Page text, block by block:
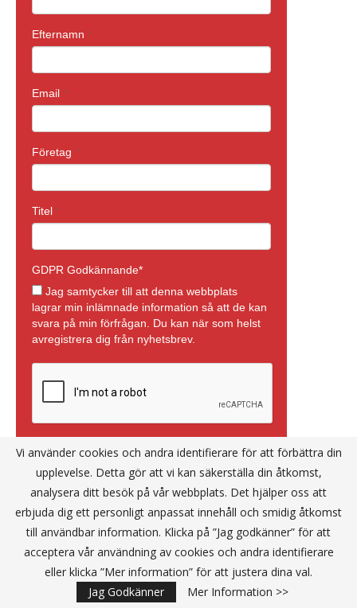
Annons
Vi använder cookies och andra identifierare för att förbättra din
upplevelse. Detta gör att vi kan säkerställa din åtkomst,
analysera ditt besök på vår webbplats. Det hjälper oss att
erbjuda dig ett personligt anpassat innehåll och smidig åtkomst
till användbar information. Klicka på ”Jag godkänner” för att
acceptera vår användning av cookies och andra identifierare
eller klicka ”Mer information” för att justera dina val.
Jag Godkänner
Mer Information >>